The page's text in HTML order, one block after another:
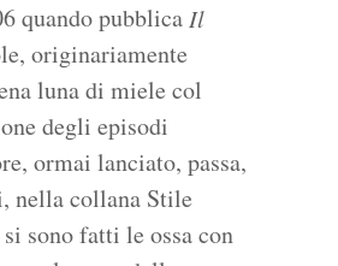
quando pubblicaIl
originariamente
luna di miele col
degli episodi
ormai lanciato, passa,
nella collana Stile
sono fatti le ossa con